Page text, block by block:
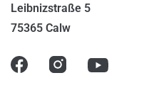
2025
2026
Leibnizstraße 5
75365 Calw